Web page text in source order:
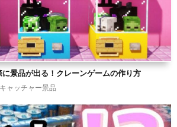
に景品が出る！クレーンゲームの作り方
ャッチャー景品